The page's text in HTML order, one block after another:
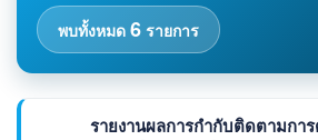
พบทั้งหมด 6 รายการ
รายงานผลการกำกับติดตามกา